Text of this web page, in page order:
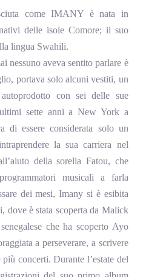
come IMANY è nata in
delle isole Comore; il suo
lingua Swahili.
nessuno aveva sentito parlare è
portava solo alcuni vestiti, un
con sei delle sue
sette anni a New York a
di essere considerata solo un
la sua carriera nel
della sorella Fatou, che
musicali a farla
dei mesi, Imany si è esibita
dove è stata scoperta da Malick
che ha scoperto Ayo
a perseverare, a scrivere
concerti. Durante l’estate del